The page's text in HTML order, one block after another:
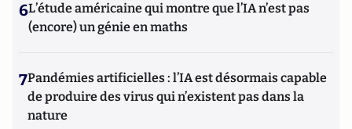
6L’étude américaine qui montre que l’IA n’est pas
(encore) un génie en maths
7Pandémies artificielles : l’IA est désormais capable
de produire des virus qui n’existent pas dans la
nature